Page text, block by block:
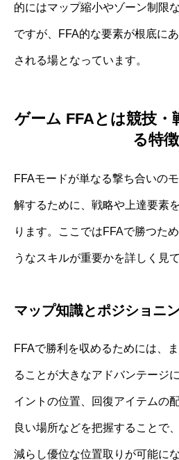
的にはマップ縮小やゾーン制限
ですが、FFA的な要素が根底に
される場となっています。
ゲーム FFAとは競技・
る特徴
FFAモードが単なる撃ち合いの
解するために、戦略や上達要素
ります。ここではFFAで勝つた
うなスキルが重要かを詳しく見
マップ知識とポジショニ
FFAで勝利を収めるためには、
ることが大きなアドバンテージ
イントの位置、回復アイテムの
良い場所などを把握することで
減らし優位な位置取りが可能にな